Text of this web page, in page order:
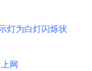
灯为白灯闪烁状
网